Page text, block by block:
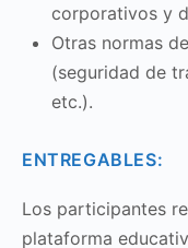
corporativos y
Otras normas
(seguridad de
etc.).
ENTREGABLES:
Los participantes
plataforma